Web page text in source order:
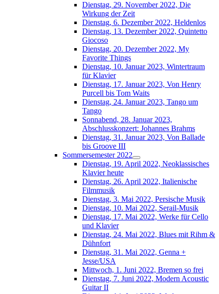
Dienstag, 29. November 2022, Die
Wirkung der Zeit
Dienstag, 6. Dezember 2022, Heldenlos
Dienstag, 13. Dezember 2022, Quintetto
Giocoso
Dienstag, 20. Dezember 2022, My
Favorite Things
Dienstag, 10. Januar 2023, Wintertraum
für Klavier
Dienstag, 17. Januar 2023, Von Henry
Purcell bis Tom Waits
Dienstag, 24. Januar 2023, Tango um
Tango
Sonnabend, 28. Januar 2023,
Abschlusskonzert: Johannes Brahms
Dienstag, 31. Januar 2023, Von Ballade
bis Groove III
Sommersemester 2022
Dienstag, 19. April 2022, Neoklassisches
Klavier heute
Dienstag, 26. April 2022, Italienische
Filmmusik
Dienstag, 3. Mai 2022, Persische Musik
Dienstag, 10. Mai 2022, Serail-Musik
Dienstag, 17. Mai 2022, Werke für Cello
und Klavier
Dienstag, 24. Mai 2022, Blues mit Rihm &
Dühnfort
Dienstag, 31. Mai 2022, Genna +
Jesse/USA
Mittwoch, 1. Juni 2022, Bremen so frei
Dienstag, 7. Juni 2022, Modern Acoustic
Guitar II